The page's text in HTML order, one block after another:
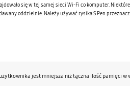
się w tej samej sieci Wi-Fi co komputer.
oddzielnie. Należy używać rysika S Pen
jest mniejsza niż łączna ilość pamięci